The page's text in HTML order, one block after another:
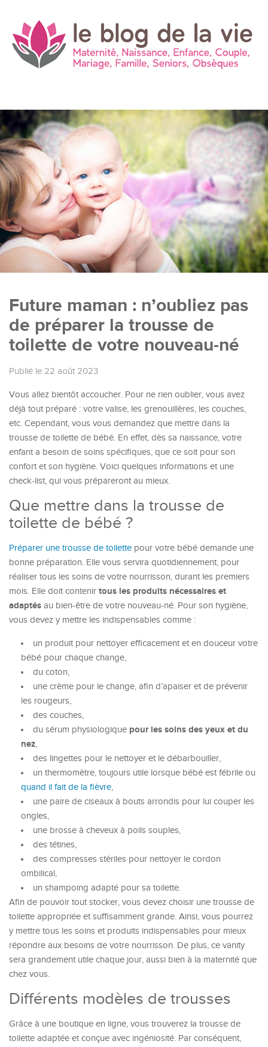
Future maman : n’oubliez pas
de préparer la trousse de
toilette de votre nouveau-né
Publié le 22 août 2023
Vous allez bientôt accoucher. Pour ne rien oublier, vous avez
déjà tout préparé : votre valise, les grenouillères, les couches,
etc. Cependant, vous vous demandez que mettre dans la
trousse de toilette de bébé. En effet, dès sa naissance, votre
enfant a besoin de soins spécifiques, que ce soit pour son
confort et son hygiène. Voici quelques informations et une
check-list, qui vous prépareront au mieux.
Que mettre dans la trousse de
toilette de bébé ?
Préparer une trousse de toilette pour votre bébé demande une
bonne préparation. Elle vous servira quotidiennement, pour
réaliser tous les soins de votre nourrisson, durant les premiers
mois. Elle doit contenir tous les produits nécessaires et
adaptés au bien-être de votre nouveau-né. Pour son hygiène,
vous devez y mettre les indispensables comme :
un produit pour nettoyer efficacement et en douceur votre
bébé pour chaque change,
du coton,
une crème pour le change, afin d’apaiser et de prévenir
les rougeurs,
des couches,
du sérum physiologique pour les soins des yeux et du
nez,
des lingettes pour le nettoyer et le débarbouiller,
un thermomètre, toujours utile lorsque bébé est fébrile ou
quand il fait de la fièvre,
une paire de ciseaux à bouts arrondis pour lui couper les
ongles,
une brosse à cheveux à poils souples,
des tétines,
des compresses stériles pour nettoyer le cordon
ombilical,
un shampoing adapté pour sa toilette.
Afin de pouvoir tout stocker, vous devez choisir une trousse de
toilette appropriée et suffisamment grande. Ainsi, vous pourrez
y mettre tous les soins et produits indispensables pour mieux
répondre aux besoins de votre nourrisson. De plus, ce vanity
sera grandement utile chaque jour, aussi bien à la maternité que
chez vous.
Différents modèles de trousses
Grâce à une boutique en ligne, vous trouverez la trousse de
toilette adaptée et conçue avec ingéniosité. Par conséquent,